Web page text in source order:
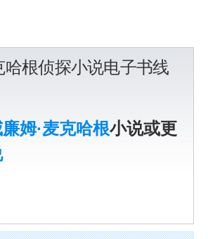
哈根侦探小说电子书线
姆·麦克哈根小说或更